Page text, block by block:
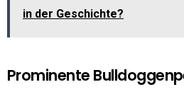
in der Geschichte?
Prominente